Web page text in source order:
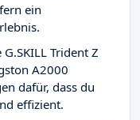
ein
Trident Z
A2000
dafür, dass du
effizient.